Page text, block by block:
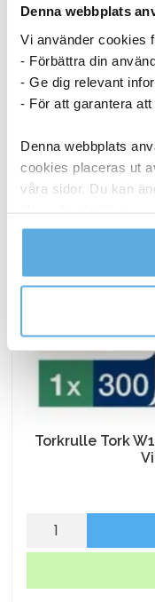
Denna webbplats
Vi använder cookies
- Förbättra din
- Ge dig relevant
- För att garantera
Denna webbplats
cookies placeras ut
våra sidor. Du kan
Läs mer i vår
kontaktar oss och
Torkrulle Tork
Torkrulle
Rengöringsduk